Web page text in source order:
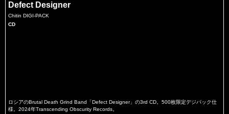
Defect Designer
Chitin DIGI-PACK
CD
ロシアのBrutal Death Grind Band「Defect Designer」の3rd CD。500枚限定デジパック仕
様。2024年Transcending Obscurity Records。